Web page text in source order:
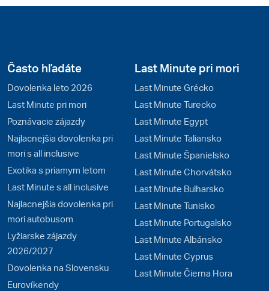
Často hľadáte
Dovolenka leto 2026
Last Minute pri mori
Poznávacie zájazdy
Najlacnejšia dovolenka pri
mori s all inclusive
Exotika s priamym letom
Last Minute s all inclusive
Najlacnejšia dovolenka pri
mori autobusom
Lyžiarske zájazdy
2026/2027
Dovolenka na Slovensku
Eurovíkendy
Last Minute pri mori
Last Minute Grécko
Last Minute Turecko
Last Minute Egypt
Last Minute Taliansko
Last Minute Španielsko
Last Minute Chorvátsko
Last Minute Bulharsko
Last Minute Tunisko
Last Minute Portugalsko
Last Minute Albánsko
Last Minute Cyprus
Last Minute Čierna Hora